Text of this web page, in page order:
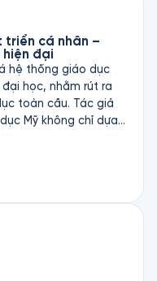
cá nhân –
hiện đại
hệ thống giáo dục
học, nhằm rút ra
toàn cầu. Tác giả
Mỹ không chỉ dựa
năng sáng tạo, tư
học sinh. Những
đam mê, không bị
mà còn học
thực sự, thay vì